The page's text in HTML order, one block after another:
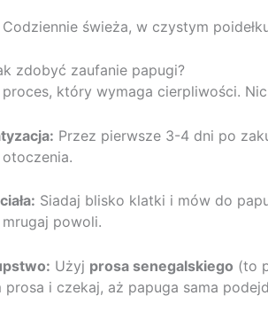
Codziennie świeża, w czystym
zdobyć zaufanie papugi?
który wymaga cierpliwości. Nic
Przez pierwsze 3-4 dni po
Siadaj blisko klatki i mów do
powoli.
Użyj prosa senegalskiego (to
prosa i czekaj, aż papuga sama